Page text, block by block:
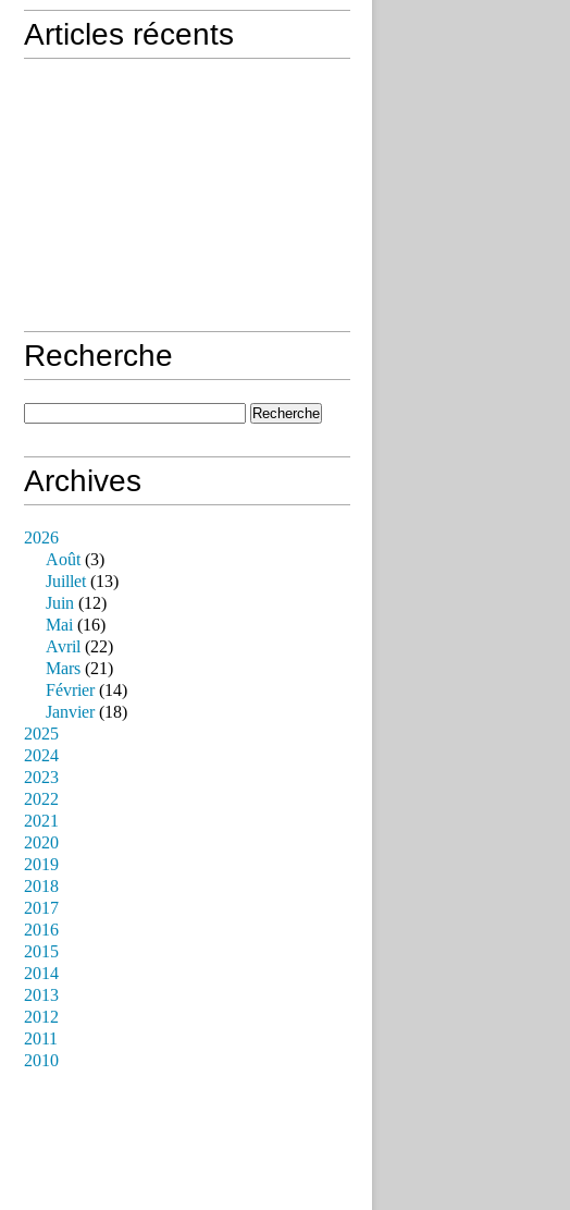
Articles récents
Recherche
Archives
2026
Août(3)
Juillet(13)
Juin (12)
Mai (16)
Avril (22)
Mars (21)
Février(14)
Janvier(18)
2025
2024
2023
2022
2021
2020
2019
2018
2017
2016
2015
2014
2013
2012
2011
2010